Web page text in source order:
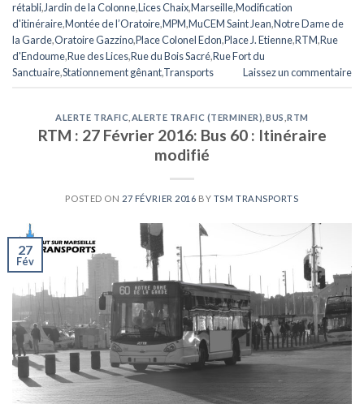
rétabli,Jardin de la Colonne,Lices Chaix,Marseille,Modification
d'itinéraire,Montée de l’Oratoire,MPM,MuCEM Saint Jean,Notre Dame de
la Garde,Oratoire Gazzino,Place Colonel Edon,Place J. Etienne,RTM,Rue
d'Endoume,Rue des Lices,Rue du Bois Sacré,Rue Fort du
Sanctuaire,Stationnement gênant,Transports Laissez un commentaire
ALERTE TRAFIC ALERTE TRAFIC (TERMINER) BUS ,RTM
RTM : 27 Février 2016: Bus 60 : Itinéraire
modifié
POSTED ON 27 FÉVRIER 2016 BY TSM TRANSPORTS
27
Fév